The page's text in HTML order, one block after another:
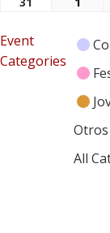
Event
Categories
Otros
All